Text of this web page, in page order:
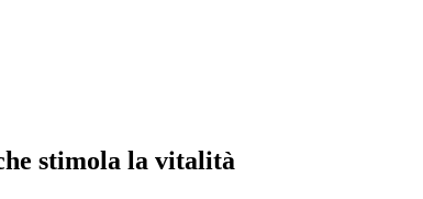
stimola la vitalità